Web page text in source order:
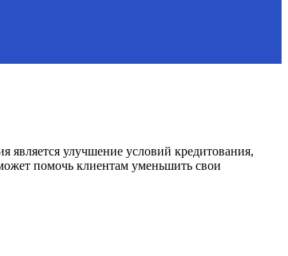
улучшение условий кредитования,
помочь клиентам уменьшить свои